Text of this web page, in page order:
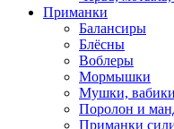
Приманки
Балансиры
Блёсны
Воблеры
Мормышки
Мушки,
Поролон и
Приманки